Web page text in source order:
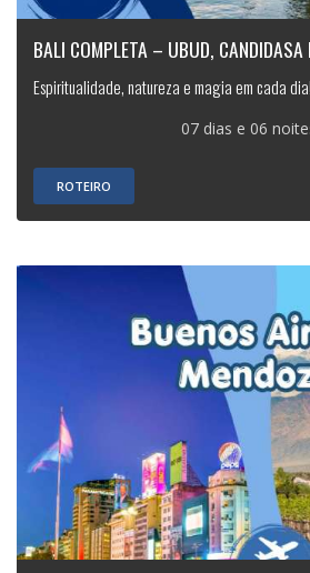
BALI COMPLETA – UBUD, CANDIDASA
Espiritualidade, natureza e magia em cada dia!
07 dias e 06
ROTEIRO